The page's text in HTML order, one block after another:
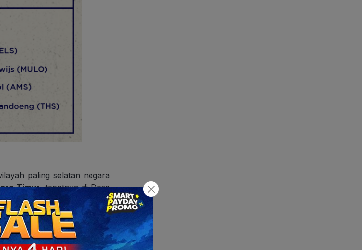
paling selatan negara
Timur, tepatnya di Desa
Dirk. Ayahnya seorang
anaknya. Oleh sebab